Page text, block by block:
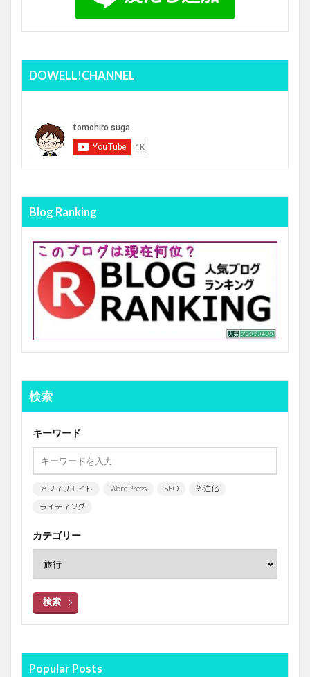
DOWELL!CHANNEL
Blog Ranking
検索
キーワード
アフィリエイト WordPress SEO
外注化
ライティング
カテゴリー
検索
Popular Posts